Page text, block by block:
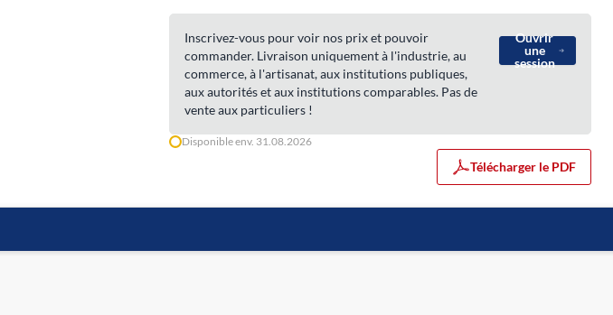
Inscrivez-vous pour voir nos prix et pouvoir
commander. Livraison uniquement à l'industrie, au
commerce, à l'artisanat, aux institutions publiques,
aux autorités et aux institutions comparables. Pas de
vente aux particuliers !
Ouvrir
une
session
Disponible env. 31.08.2026
Télécharger le PDF